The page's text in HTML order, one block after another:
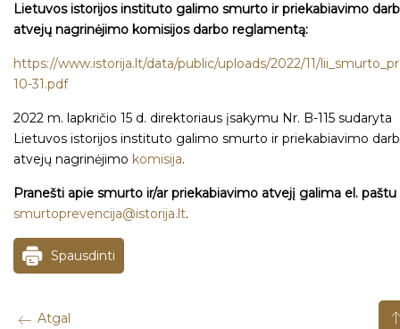
Lietuvos istorijos instituto galimo smurto ir priekabiavimo
atvejų nagrinėjimo komisijos darbo reglamentą:
https://www.istorija.lt/data/public/uploads/2022/11/
10-31.pdf
2022 m. lapkričio 15 d. direktoriaus įsakymu Nr. B-115 sudaryta
Lietuvos istorijos instituto galimo smurto ir priekabiavimo
atvejų nagrinėjimo komisija.
Pranešti apie smurto ir/ar priekabiavimo atvejį galima el. paštu
smurtoprevencija@istorija.lt.
Spausdinti
Atgal